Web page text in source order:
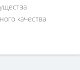
качества